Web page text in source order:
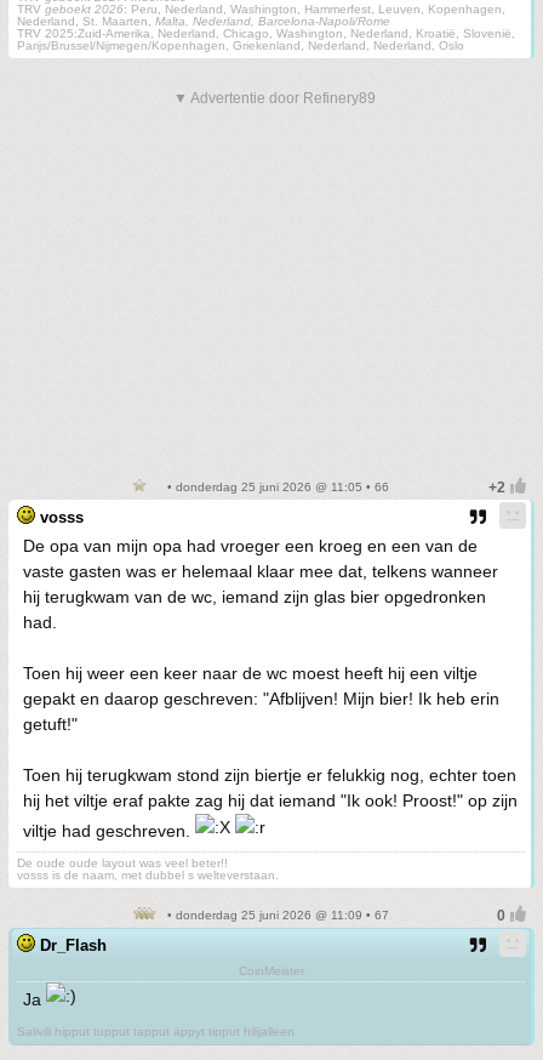
TRV geboekt 2026: Peru, Nederland, Washington, Hammerfest, Leuven, Kopenhagen,
Nederland, St. Maarten, Malta, Nederland, Barcelona-Napoli/Rome
TRV 2025:Zuid-Amerika, Nederland, Chicago, Washington, Nederland, Kroatië, Slovenië,
Parijs/Brussel/Nijmegen/Kopenhagen, Griekenland, Nederland, Nederland, Oslo
▼ Advertentie door Refinery89
• donderdag 25 juni 2026 @ 11:05 • 66
vosss
De opa van mijn opa had vroeger een kroeg en een van de
vaste gasten was er helemaal klaar mee dat, telkens wanneer
hij terugkwam van de wc, iemand zijn glas bier opgedronken
had.
Toen hij weer een keer naar de wc moest heeft hij een viltje
gepakt en daarop geschreven: "Afblijven! Mijn bier! Ik heb erin
getuft!"
Toen hij terugkwam stond zijn biertje er felukkig nog, echter toen
hij het viltje eraf pakte zag hij dat iemand "Ik ook! Proost!" op zijn
viltje had geschreven.
De oude oude layout was veel beter!!
vosss is de naam, met dubbel s welteverstaan.
• donderdag 25 juni 2026 @ 11:09 • 67
Dr_Flash
CoinMeister
Ja
Salivili hipput tupput tapput äppyt tipput hilijalleen